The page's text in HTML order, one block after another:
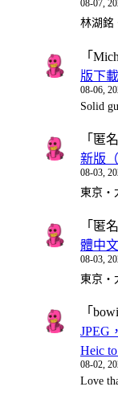
08-07,
林湖銘
「
版下
08-06,
Solid
「 匿
新版
08-03,
東京・
「 匿
體中
08-03,
東京・
「
JPEG
Heic to
08-02,
Love